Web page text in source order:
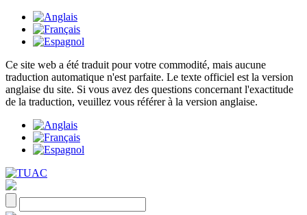
Ce site web a été traduit pour votre commodité, mais aucune
traduction automatique n'est parfaite. Le texte officiel est la version
anglaise du site. Si vous avez des questions concernant l'exactitude
de la traduction, veuillez vous référer à la version anglaise.